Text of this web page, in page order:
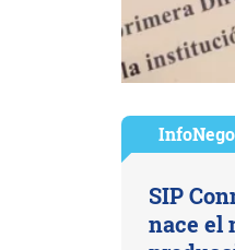
SIP
nace el